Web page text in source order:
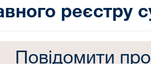
реєстру
Повідомити